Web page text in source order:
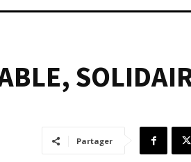
Partager